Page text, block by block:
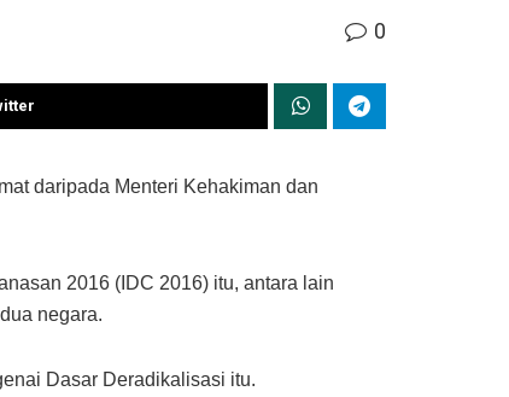
0
daripada Menteri Kehakiman dan
2016 (IDC 2016) itu, antara lain
negara.
Dasar Deradikalisasi itu.